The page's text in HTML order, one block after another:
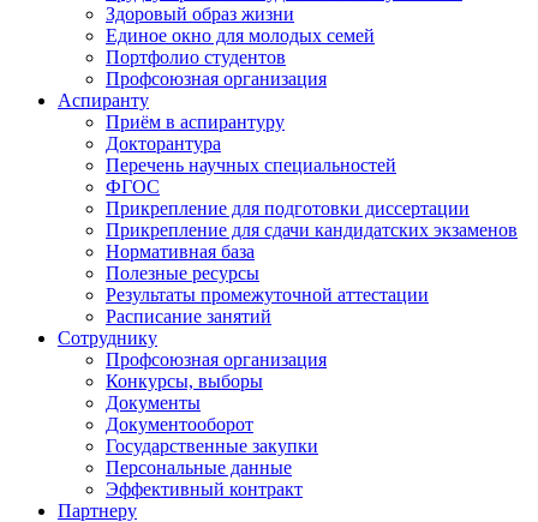
Здоровый образ жизни
Единое окно для молодых семей
Портфолио студентов
Профсоюзная организация
Аспиранту
Приём в аспирантуру
Докторантура
Перечень научных специальностей
ФГОС
Прикрепление для подготовки диссертации
Прикрепление для сдачи кандидатских экзаменов
Нормативная база
Полезные ресурсы
Результаты промежуточной аттестации
Расписание занятий
Сотруднику
Профсоюзная организация
Конкурсы, выборы
Документы
Документооборот
Государственные закупки
Персональные данные
Эффективный контракт
Партнеру